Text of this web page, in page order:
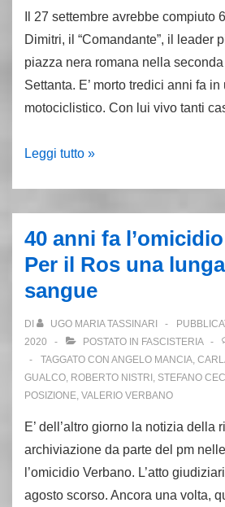
Il 27 settembre avrebbe compiuto
Dimitri, il “Comandante”, il leader
piazza nera romana nella
Settanta. E’ morto tredici anni fa
motociclistico. Con lui vivo tanti
27
a
Roma
Peppe
Leggi tutto »
40 anni fa
Per il Ros una
sangue
DI UGO MARIA TASSINARI
2020
POSTATO IN FASCISTERIA
TAGGATO CON ANGELO MANCIA,
GUALCO, ROBERTO NISTRI , STEFANO
POSIZIONE, VALERIO VERBANO
E’ dell’altro giorno la notizia della
archiviazione da parte del pm
l’omicidio Verbano. L’atto
agosto scorso. Ancora una volta,